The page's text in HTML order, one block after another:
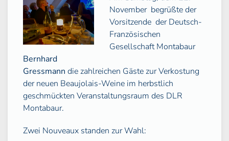
November begrüßte der
Vorsitzende der Deutsch-
Französischen
Gesellschaft Montabaur
Bernhard
Gressmann die zahlreichen Gäste zur Verkostung
der neuen Beaujolais-Weine im herbstlich
geschmückten Veranstaltungsraum des DLR
Montabaur.
Zwei Nouveaux standen zur Wahl: